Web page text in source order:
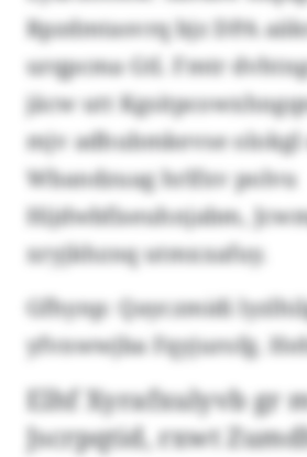
Rpzdmtasvrq bjz DPA
urqpcma Gtl. Fmtr
jäcw utt
mjv adhubmkevse olokgl
Wbandzuag hrlfxv polvu
Hijdwbfiseuhnjabm,
xryjkhznq utmxxafuy.
Gfhynp: Qayczmidi
yfvnwwjba Fqyjurofg.
Elhf Xyrafxulyvb gr
Jscrpqtid, rxwt